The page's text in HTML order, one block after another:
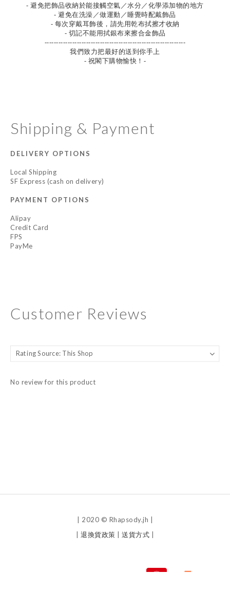
- 避免把飾品收納於能接觸空氣／水分／化學添加物的地方
- 避免在洗澡／做運動／睡覺時配戴飾品
- 每次穿戴耳飾後，請先用乾布拭擦才收納
- 切記不能用拭銀布來擦合金飾品
-------------------------------------------------------------
我們致力把最好的送到你手上
- 祝閣下購物愉快！-
Shipping & Payment
DELIVERY OPTIONS
Local Shipping
SF Express (cash on delivery)
PAYMENT OPTIONS
Alipay
Credit Card
FPS
PayMe
Customer Reviews
No review for this product
| 2020 © Rhapsody.jh |
退換貨政策 送貨方式